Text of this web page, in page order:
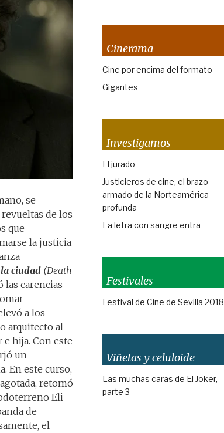
se
de los
que
la justicia
ciudad (Death
carencias
a los
arquitecto al
hija. Con este
un
En este curso,
retomó
Eli
de
el
Cinerama
Cine por encima del formato
Gigantes
Investigamos
El jurado
Justicieros de cine, el brazo
armado de la Norteamérica
profunda
La letra con sangre entra
Festivales
Festival de Cine de Sevilla 2018
Viñetas y celuloide
Las muchas caras de El Joker,
parte 3